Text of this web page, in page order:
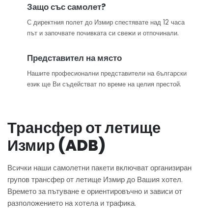
Защо със самолет?
С директния полет до Измир спестявате над 12 часа
път и започвате почивката си свежи и отпочинали.
Представител на място
Нашите професионални представители на български
език ще Ви съдействат по време на целия престой.
Трансфер от летище
Измир (ADB)
Всички наши самолетни пакети включват организиран
групов трансфер от летище Измир до Вашия хотел.
Времето за пътуване е ориентировъчно и зависи от
разположението на хотела и трафика.